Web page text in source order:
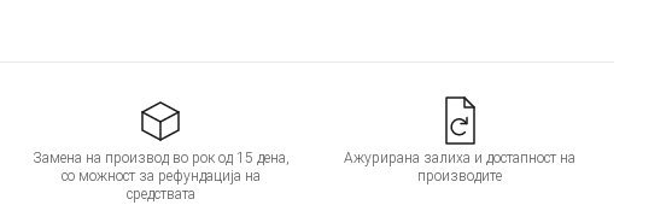
Замена на производ во рок од 15 дена,
со можност за рефундација на
средствата
Ажурирана залиха и достапност на
производите